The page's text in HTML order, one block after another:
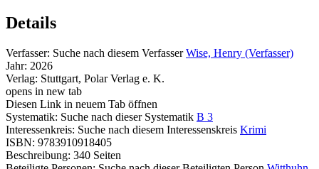
Details
Verfasser: Suche nach diesem Verfasser Wise, Henry (Verfasser)
Jahr: 2026
Verlag: Stuttgart, Polar Verlag e. K.
opens in new tab
Diesen Link in neuem Tab öffnen
Systematik: Suche nach dieser Systematik B 3
Interessenkreis: Suche nach diesem Interessenskreis Krimi
ISBN: 9783910918405
Beschreibung: 340 Seiten